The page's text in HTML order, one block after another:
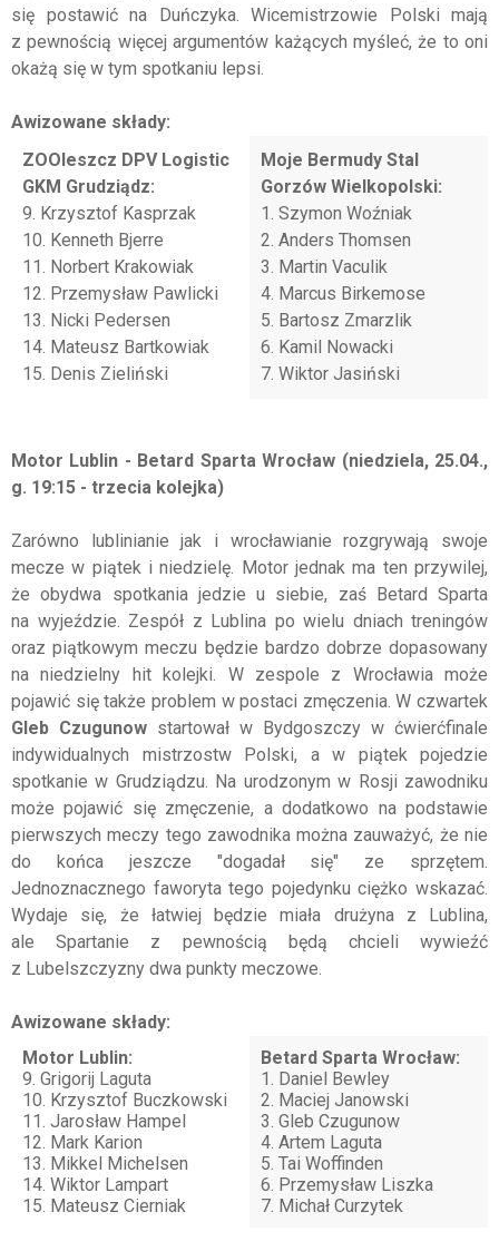
się postawić na Duńczyka. Wicemistrzowie Polski mają
z pewnością więcej argumentów każących myśleć, że to oni
okażą się w tym spotkaniu lepsi.
Awizowane składy:
ZOOleszcz DPV Logistic
GKM Grudziądz:
9. Krzysztof Kasprzak
10. Kenneth Bjerre
11. Norbert Krakowiak
12. Przemysław Pawlicki
13. Nicki Pedersen
14. Mateusz Bartkowiak
15. Denis Zieliński
Moje Bermudy Stal
Gorzów Wielkopolski:
1. Szymon Woźniak
2. Anders Thomsen
3. Martin Vaculik
4. Marcus Birkemose
5. Bartosz Zmarzlik
6. Kamil Nowacki
7. Wiktor Jasiński
Motor Lublin - Betard Sparta Wrocław (niedziela, 25.04.,
g. 19:15 - trzecia kolejka)
Zarówno lublinianie jak i wrocławianie rozgrywają swoje
mecze w piątek i niedzielę. Motor jednak ma ten przywilej,
że obydwa spotkania jedzie u siebie, zaś Betard Sparta
na wyjeździe. Zespół z Lublina po wielu dniach treningów
oraz piątkowym meczu będzie bardzo dobrze dopasowany
na niedzielny hit kolejki. W zespole z Wrocławia może
pojawić się także problem w postaci zmęczenia. W czwartek
Gleb Czugunow startował w Bydgoszczy w ćwierćfinale
indywidualnych mistrzostw Polski, a w piątek pojedzie
spotkanie w Grudziądzu. Na urodzonym w Rosji zawodniku
może pojawić się zmęczenie, a dodatkowo na podstawie
pierwszych meczy tego zawodnika można zauważyć, że nie
do końca jeszcze "dogadał się" ze sprzętem.
Jednoznacznego faworyta tego pojedynku ciężko wskazać.
Wydaje się, że łatwiej będzie miała drużyna z Lublina,
ale Spartanie z pewnością będą chcieli wywieźć
z Lubelszczyzny dwa punkty meczowe.
Awizowane składy:
Motor Lublin:
9. Grigorij Laguta
10. Krzysztof Buczkowski
11. Jarosław Hampel
12. Mark Karion
13. Mikkel Michelsen
14. Wiktor Lampart
15. Mateusz Cierniak
Betard Sparta Wrocław:
1. Daniel Bewley
2. Maciej Janowski
3. Gleb Czugunow
4. Artem Laguta
5. Tai Woffinden
6. Przemysław Liszka
7. Michał Curzytek